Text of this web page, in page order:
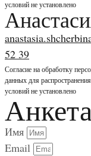
условий не установлено
52 39
Cогласие на обработку
данных для
условий не установлено
Имя
Email